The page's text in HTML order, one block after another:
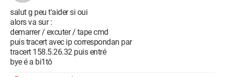
salut g peu t'aider si oui
alors va sur :
demarrer / excuter / tape cmd
puis tracert avec ip correspondan par
tracert 158.5.26.32 puis entré
bye é a bi1tô